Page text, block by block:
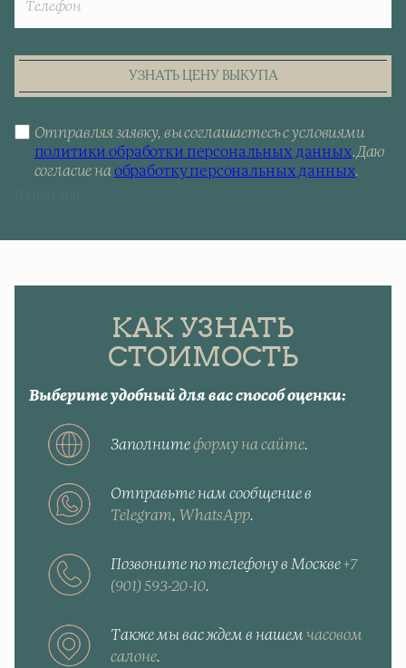
УЗНАТЬ ЦЕНУ ВЫКУПА
Отправляя заявку, вы соглашаетесь с условиями
политики обработки персональных данных.Даю
согласие наобработку персональных данных.
КАК УЗНАТЬ
СТОИМОСТЬ
Выберите удобный для вас способ оценки:
Заполнитеформу на сайте.
Отправьте нам сообщение в
Telegram, WhatsApp.
Позвоните по телефону в Москве+7
(901) 593-20-10.
Также мы вас ждем в нашем часовом
салоне.